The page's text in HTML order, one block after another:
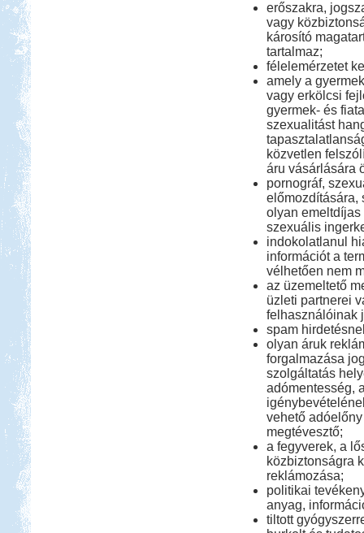
erőszakra,
vagy
károsító
tartalmaz;
félelemérzetet
amely a
vagy erkölcsi
gyermek- és
szexualitást
közvetlen
áru vásárlására
pornográf,
előmozdítására,
olyan
szexuális
indokolatlanul
információt a
vélhetően nem
az üzemeltető
üzleti partnerei
felhasználóinak
spam
olyan áruk
forgalmazása
szolgáltatás
adómentesség,
vehető
megtévesztő;
a fegyverek, a
közbiztonságra
reklámozása;
politikai
anyag,
tiltott